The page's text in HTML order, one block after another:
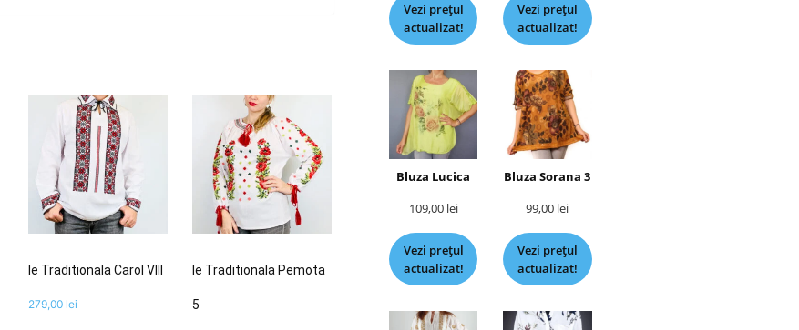
Ie Traditionala Carol VIII
279,00 lei
Ie Traditionala Pemota
5
Vezi prețul
actualizat!
Vezi prețul
actualizat!
Bluza Lucica
109,00 lei
Vezi prețul
actualizat!
Bluza Sorana 3
99,00 lei
Vezi prețul
actualizat!